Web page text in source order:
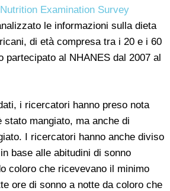
Examination Survey
le informazioni sulla dieta
di età compresa tra i 20 e i 60
partecipato al NHANES dal 2007 al
i ricercatori hanno preso nota
stato mangiato, ma anche di
I ricercatori hanno anche diviso
base alle abitudini di sonno
coloro che ricevevano il minimo
ore di sonno a notte da coloro che